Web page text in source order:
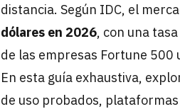
distancia. Según IDC, el
dólares en 2026, con una
de las empresas Fortune
En esta guía exhaustiva,
de uso probados,